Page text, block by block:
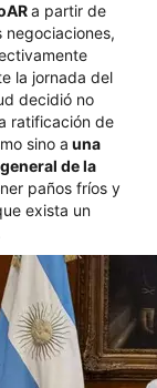
a partir de
la jornada del
decidió no
ratificación de
sino a una
de la
paños fríos y
exista un